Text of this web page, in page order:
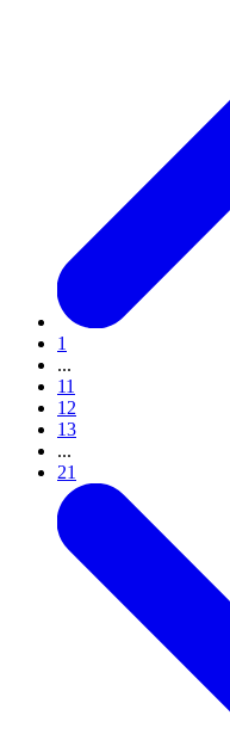
1
...
11
12
13
...
21